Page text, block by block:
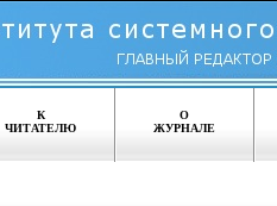
К
ЧИТАТЕЛЮ
О
ЖУРНАЛЕ